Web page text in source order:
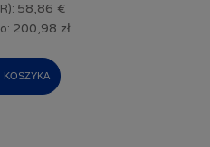
58,86 €
200,98 zł
KOSZYKA